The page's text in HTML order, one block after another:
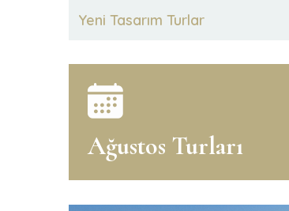
Yeni Tasarım Turlar
Ağustos Turları